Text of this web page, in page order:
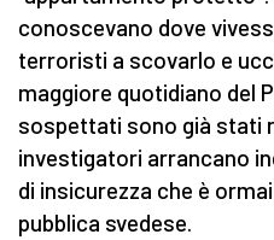
conoscevano dove
terroristi a scovarlo e
maggiore quotidiano del
sospettati sono già stati
investigatori arrancano
di insicurezza che è
pubblica svedese.